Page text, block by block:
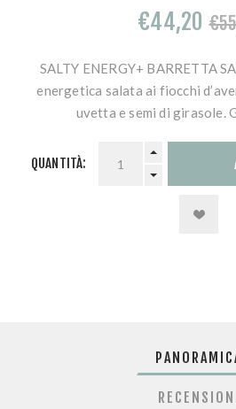
€44,20
SALTY ENERGY+ BARRETTA
energetica salata ai fiocchi
uvetta e semi di girasole.
QUANTITÀ:
RECENSIONI